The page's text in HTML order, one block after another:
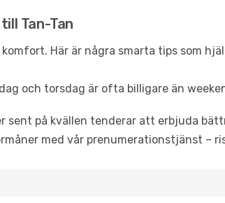
Tan-Tan
Här är några smarta tips som
och torsdag är ofta billigare än
sent på kvällen tenderar att erbjuda
med vår prenumerationstjänst –